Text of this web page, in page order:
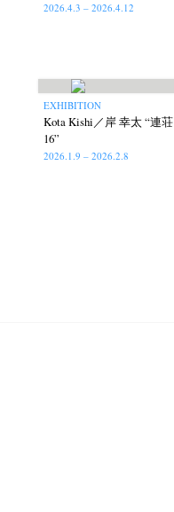
2026.4.3 – 2026.4.12
EXHIBITION
Kota Kishi／岸 幸太 “連荘
16”
2026.1.9 – 2026.2.8